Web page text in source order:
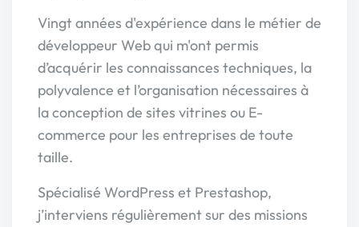
Vingt années d'expérience dans le métier de
développeur Web qui m'ont permis
d’acquérir les connaissances techniques, la
polyvalence et l’organisation nécessaires à
la conception de sites vitrines ou E-
commerce pour les entreprises de toute
taille.
Spécialisé WordPress et Prestashop,
j’interviens régulièrement sur des missions